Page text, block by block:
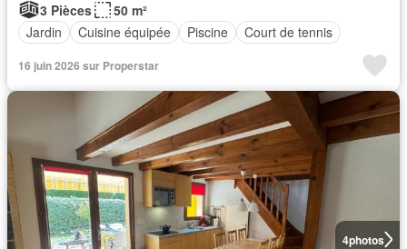
3 Pièces
50 m²
Jardin
Cuisine équipée Piscine Court de tennis
16 juin 2026 sur Properstar
4photos